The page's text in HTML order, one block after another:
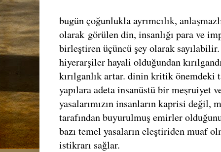
bugün çoğunlukla ayrımcılık,
olarak görülen din, insanlığı para ve
birleştiren üçüncü şey olarak
hiyerarşiler hayali olduğundan
kırılganlık artar. dinin kritik önemdeki
yapılara adeta insanüstü bir meşruiyet
yasalarımızın insanların kaprisi değil,
tarafından buyurulmuş emirler
bazı temel yasaların eleştiriden muaf
istikrarı sağlar.